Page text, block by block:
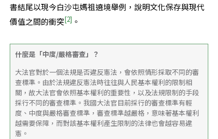
書結尾以現今白沙屯媽祖遶境舉例，說明文化保存與現代
價值之間的衝突[2] 。
什麼是「中度/嚴格審查」？
大法官對於一個法規是否違反憲法，會依照情形採取不同的審
查標準。由於法規違反憲法時往往與人民基本權利的限制相
關，故大法官會依照基本權利的重要性，以及法規限制的手段
採行不同的審查標準。我國大法官目前採行的審查標準有輕
度、中度與嚴格審查標準，審查標準越嚴格，意味著基本權利
越需要保障，而對該基本權利產生限制的法律也會越容易違
憲。